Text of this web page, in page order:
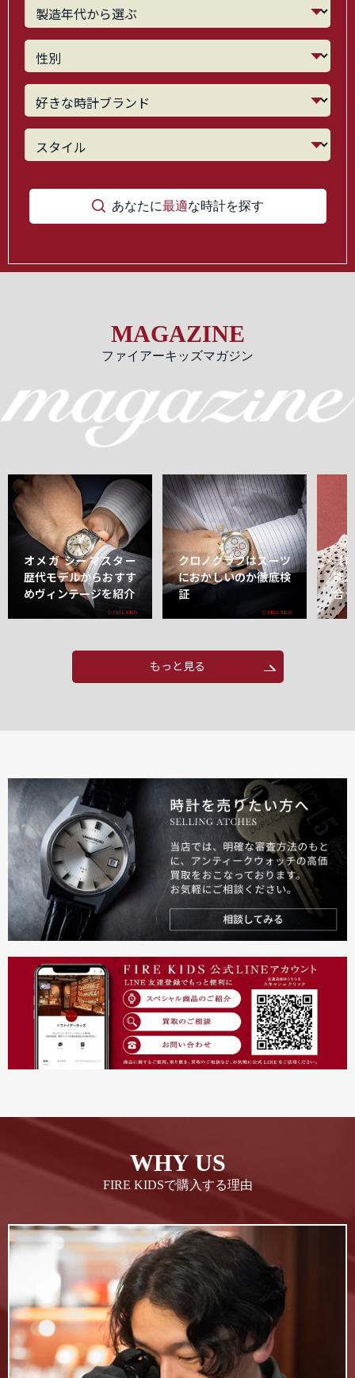
あなたに最適な時計を探す
MAGAZINE
ファイアーキッズマガジン
オメガ シーマスター
歴代モデルからおすす
めヴィンテージを紹介
クロノグラフはスーツ
におかしいのか徹底検
証
【
能
合
もっと見る
WHY US
FIRE KIDSで購入する理由